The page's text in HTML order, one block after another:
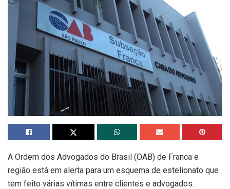
A Ordem dos Advogados do Brasil (OAB) de Franca e
região está em alerta para um esquema de estelionato que
tem feito várias vítimas entre clientes e advogados.